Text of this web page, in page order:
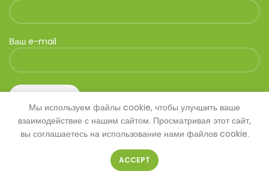
Ваш e-mail
SAVANNA. Все права защищены
Мы используем файлы cookie, чтобы улучшить ваше
взаимодействие с нашим сайтом. Просматривая этот сайт,
вы соглашаетесь на использование нами файлов cookie.
ACCEPT